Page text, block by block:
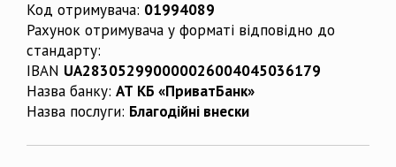
Код отримувача: 01994089
Рахунок отримувача у форматі відповідно до
стандарту:
IBAN UA283052990000026004045036179
Назва банку: АТ КБ «ПриватБанк»
Назва послуги: Благодійні внески